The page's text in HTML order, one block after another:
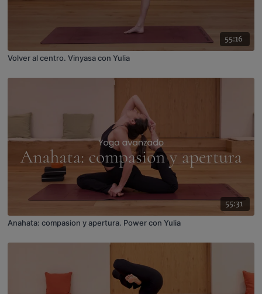
55:16
Volver al centro. Vinyasa con Yulia
55:31
Anahata: compasion y apertura. Power con Yulia